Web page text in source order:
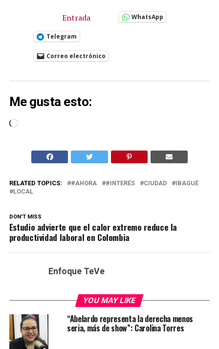
Entrada WhatsApp
Telegram
Correo electrónico
Me gusta esto:
Cargando...
RELATED TOPICS: #AHORA #INTERÉS CIUDAD
IBAGUÉ
LOCAL
DON'T MISS
Estudio advierte que el calor extremo reduce la
productividad laboral en Colombia
Enfoque TeVe
YOU MAY LIKE
“Abelardo representa la derecha menos
seria, más de show”: Carolina Torres